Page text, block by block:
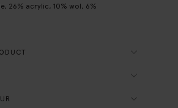
26% acrylic, 10% wol, 6%